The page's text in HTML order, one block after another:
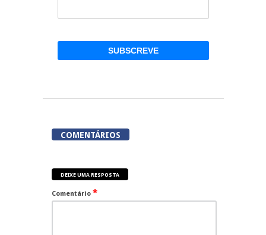
COMENTÁRIOS
DEIXE UMA RESPOSTA
Comentário *